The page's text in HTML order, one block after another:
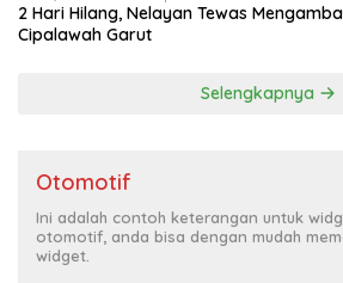
2 Hari Hilang, Nelayan Tewas
Cipalawah Garut
Selengkapnya
Otomotif
Ini adalah contoh keterangan untuk
otomotif, anda bisa dengan mudah
widget.